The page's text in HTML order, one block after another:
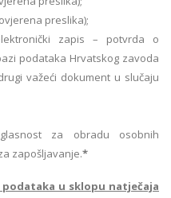
preslika);
zapis – potvrda o
podataka Hrvatskog zavoda
važeći dokument u slučaju
za obradu osobnih
zapošljavanje.*
u sklopu natječaja